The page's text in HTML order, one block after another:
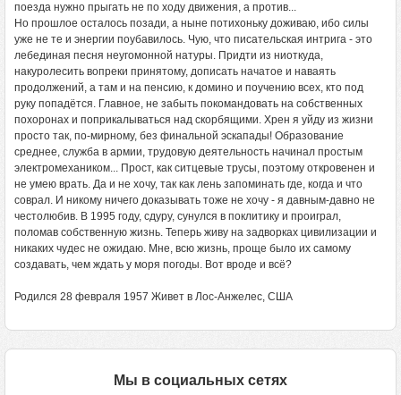
поезда нужно прыгать не по ходу движения, а против...
Но прошлое осталось позади, а ныне потихоньку доживаю, ибо силы
уже не те и энергии поубавилось. Чую, что писательская интрига - это
лебединая песня неугомонной натуры. Придти из ниоткуда,
накуролесить вопреки принятому, дописать начатое и наваять
продолжений, а там и на пенсию, к домино и поучению всех, кто под
руку попадётся. Главное, не забыть покомандовать на собственных
похоронах и поприкалываться над скорбящими. Хрен я уйду из жизни
просто так, по-мирному, без финальной эскапады! Образование
среднее, служба в армии, трудовую деятельность начинал простым
электромехаником... Прост, как ситцевые трусы, поэтому откровенен и
не умею врать. Да и не хочу, так как лень запоминать где, когда и что
соврал. И никому ничего доказывать тоже не хочу - я давным-давно не
честолюбив. В 1995 году, сдуру, сунулся в поклитику и проиграл,
поломав собственную жизнь. Теперь живу на задворках цивилизации и
никаких чудес не ожидаю. Мне, всю жизнь, проще было их самому
создавать, чем ждать у моря погоды. Вот вроде и всё?
Родился 28 февраля 1957 Живет в Лос-Анжелес, США
Мы в социальных сетях